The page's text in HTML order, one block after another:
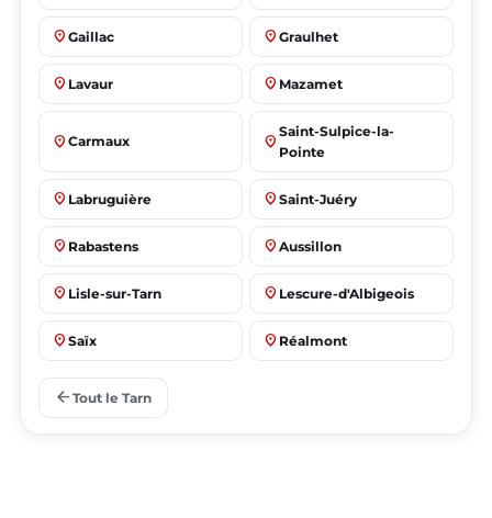
place Gaillac place Graulhet
place Lavaur place Mazamet
place Carmaux place
Saint-Sulpice-la-
Pointe
place Labruguière place Saint-Juéry
place Rabastens place Aussillon
place Lisle-sur-Tarn place Lescure-d'Albigeois
place Saïx place Réalmont
place
arrow_back Tout le Tarn